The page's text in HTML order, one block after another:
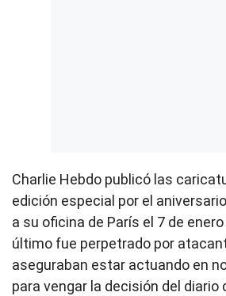
Charlie Hebdo publicó las
edición especial por el
a su oficina de París el 7 de
último fue perpetrado por
aseguraban estar actuando en
para vengar la decisión del diario